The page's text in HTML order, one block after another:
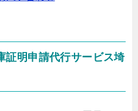
証明申請代行サービス埼